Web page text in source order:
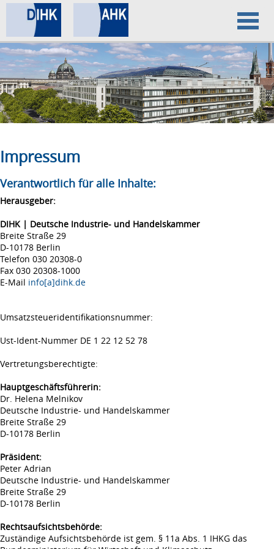
Home
Datenschutz
Impressum
Impressum
Verantwortlich für alle Inhalte:
Herausgeber:
DIHK | Deutsche Industrie- und Handelskammer
Breite Straße 29
D-10178 Berlin
Telefon 030 20308-0
Fax 030 20308-1000
E-Mail info[a]dihk.de
Umsatzsteueridentifikationsnummer:
Ust-Ident-Nummer DE 1 22 12 52 78
Vertretungsberechtigte:
Hauptgeschäftsführerin:
Dr. Helena Melnikov
Deutsche Industrie- und Handelskammer
Breite Straße 29
D-10178 Berlin
Präsident:
Peter Adrian
Deutsche Industrie- und Handelskammer
Breite Straße 29
D-10178 Berlin
Rechtsaufsichtsbehörde:
Zuständige Aufsichtsbehörde ist gem. § 11a Abs. 1 IHKG das